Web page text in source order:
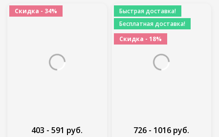
Ванна Инструмент
Скидка - 34%
403 - 591 руб.
Быстрая доставка!
Бесплатная доставка!
Скидка - 18%
726 - 1016 руб.